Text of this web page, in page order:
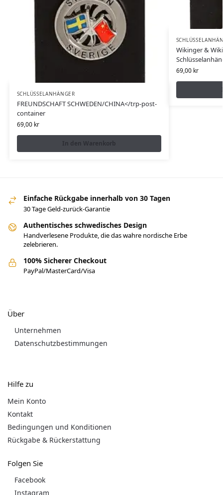
SCHLÜSSELANHÄNGER
FREUNDSCHAFT SCHWEDEN/CHINA</trp-post-
container
69,00 kr
In den Warenkorb
Wikinger &
69,00 kr
Einfache Rückgabe innerhalb von 30 Tagen
30 Tage Geld-zurück-Garantie
Authentisches schwedisches Design
Handverlesene Produkte, die das wahre nordische Erbe
zelebrieren.
100% Sicherer Checkout
PayPal/MasterCard/Visa
Über
Unternehmen
Datenschutzbestimmungen
Hilfe zu
Mein Konto
Kontakt
Bedingungen und Konditionen
Rückgabe & Rückerstattung
Folgen Sie
Facebook
Instagram